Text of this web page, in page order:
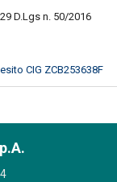
D.Lgs n. 50/2016
CIG ZCB253638F